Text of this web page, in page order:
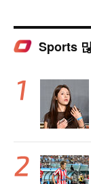
Sports